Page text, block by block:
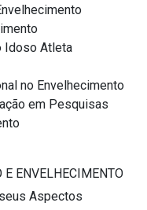
Idoso Atleta
no Envelhecimento
em Pesquisas
ENVELHECIMENTO
Aspectos